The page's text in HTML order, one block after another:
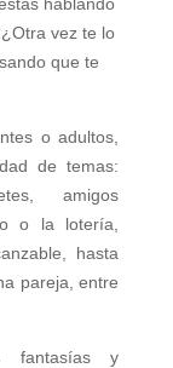
vez te lo
que te
o adultos,
de temas:
amigos
o la lotería,
hasta
pareja, entre
fantasías y